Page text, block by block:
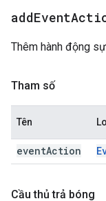
Thêm hành động
Tham số
Tên
eventAction
Cầu thủ trả bóng